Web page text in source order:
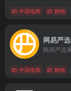
中国电商 购物
网易严选
中国电商 购物